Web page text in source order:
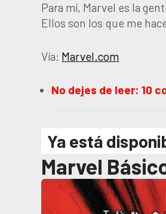
Para mí, Marvel es la
Ellos son los que me
Vía: Marvel.com
No dejes de leer: 10
Ya está
Marvel